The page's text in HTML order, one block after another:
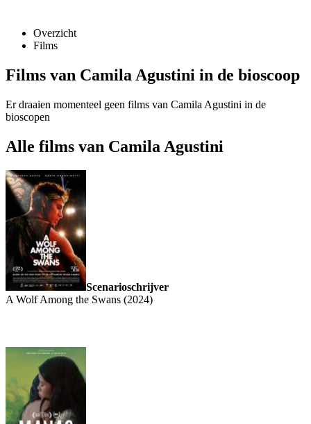
Overzicht
Films
Films van Camila Agustini in de bioscoop
Er draaien momenteel geen films van Camila Agustini in de
bioscopen
Alle films van Camila Agustini
Scenarioschrijver
A Wolf Among the Swans (2024)